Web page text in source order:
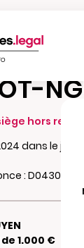
hors
dans le
:
1.000 €